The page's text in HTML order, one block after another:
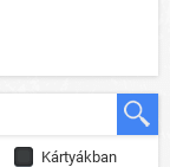
Kártyákban